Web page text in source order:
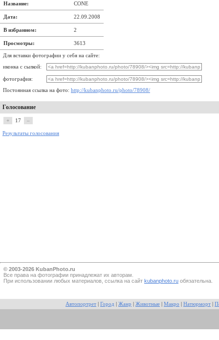
Название: CONE
Дата: 22.09.2008
В избранном: 2
Просмотры: 3613
Для вставки фотографии у себя на сайте:
иконка с сылкой:
фотография:
Постоянная ссылка на фото: http://kubanphoto.ru/photo/78908/
Голосование
+ 17 –
Результаты голосования
© 2003-2026 KubanPhoto.ru
Все прaва на фотографии принадлежат их авторам.
При использовании любых материалов, ссылка на сайт kubanphoto.ru обязательна.
Автопортрет Город Жанр Животные Макро Натюрморт